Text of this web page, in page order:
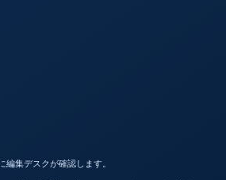
編集デスクが確認します。